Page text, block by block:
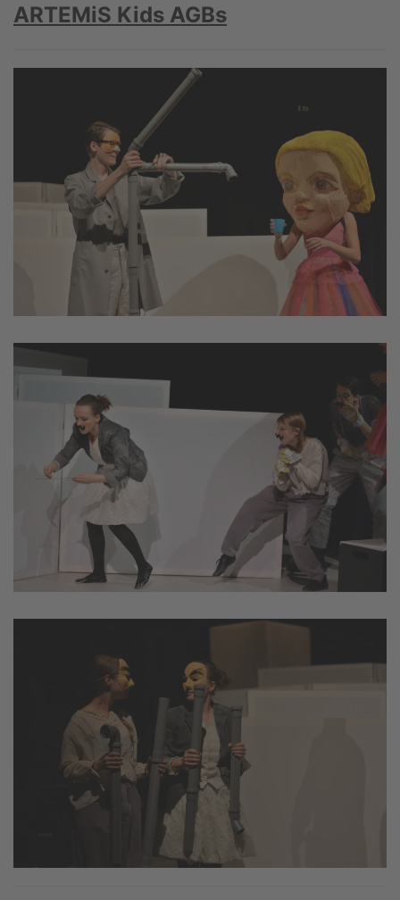
ARTEMiS Kids AGBs